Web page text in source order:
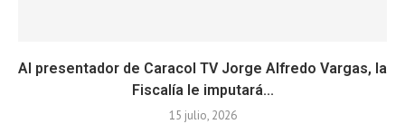
Al presentador de Caracol TV Jorge Alfredo Vargas, la
Fiscalía le imputará...
15 julio, 2026